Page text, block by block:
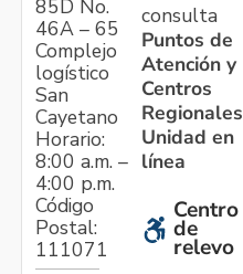
85D No.
46A – 65
Complejo
logístico
San
Cayetano
Horario:
8:00 a.m. –
4:00 p.m.
Código
Postal:
111071
consulta
Puntos de
Atención y
Centros
Regionales
Unidad en
línea
Centro
de
relevo